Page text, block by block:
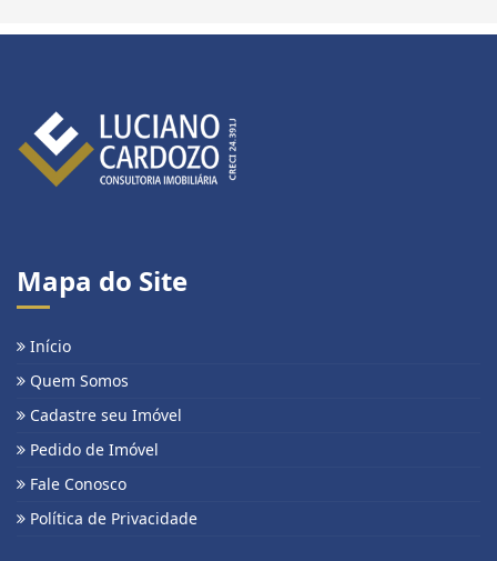
Mapa do Site
Início
Quem Somos
Cadastre seu Imóvel
Pedido de Imóvel
Fale Conosco
Política de Privacidade